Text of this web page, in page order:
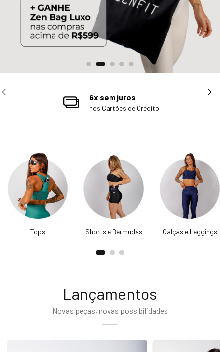
5% OFF
Pagamento via PIX
Tops Shorts e Bermudas Calças e Leggings
Lançamentos
Novas peças, novas possibilidades